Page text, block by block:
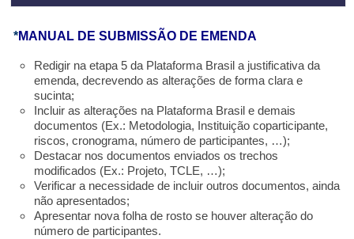
*MANUAL DE SUBMISSÃO DE EMENDA
Redigir na etapa 5 da Plataforma Brasil a justificativa da
emenda, decrevendo as alterações de forma clara e
sucinta;
Incluir as alterações na Plataforma Brasil e demais
documentos (Ex.: Metodologia, Instituição coparticipante,
riscos, cronograma, número de participantes, …);
Destacar nos documentos enviados os trechos
modificados (Ex.: Projeto, TCLE, …);
Verificar a necessidade de incluir outros documentos, ainda
não apresentados;
Apresentar nova folha de rosto se houver alteração do
número de participantes.